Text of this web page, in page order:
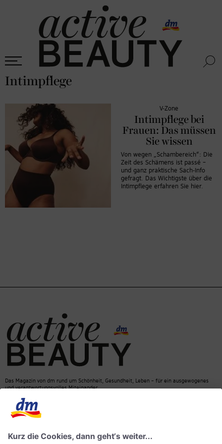
Intimpflege
V-Zone
Intimpflege bei
Frauen: Das müssen
Sie wissen
Von wegen „Schambereich“: Die
Zeit des Schämens ist passé –
und ganz praktische Sach-Info
gefragt. Das Wichtigste über die
Intimpflege erfahren Sie hier.
Das Magazin von dm rund um Schönheit, Gesundheit, Leben – für ein ausgewogenes
und verantwortungsvolles Miteinander.